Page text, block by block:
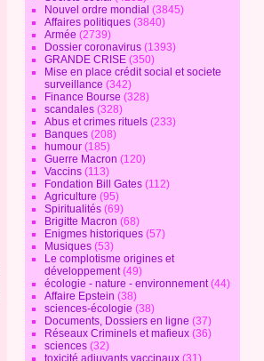
Nouvel ordre mondial (3845)
Affaires politiques (3840)
Armée (2739)
Dossier coronavirus (1393)
GRANDE CRISE (350)
Mise en place crédit social et societe
surveillance (342)
Finance Bourse (328)
scandales (328)
Abus et crimes rituels (233)
Banques (208)
humour (185)
Guerre Macron (120)
Vaccins (113)
Fondation Bill Gates (112)
Agriculture (95)
Spiritualités (69)
Brigitte Macron (68)
Enigmes historiques (57)
Musiques (53)
Le complotisme origines et
développement(49)
écologie - nature - environnement(44)
Affaire Epstein (38)
sciences-écologie (38)
Documents, Dossiers en ligne (37)
Réseaux Criminels et mafieux (36)
sciences (32)
toxicité adjuvants vaccinaux (31)